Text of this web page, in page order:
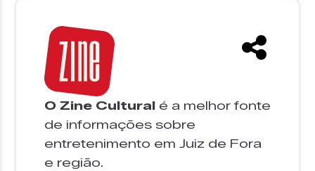
O Zine Cultural é a melhor fonte
de informações sobre
entretenimento em Juiz de Fora
e região.